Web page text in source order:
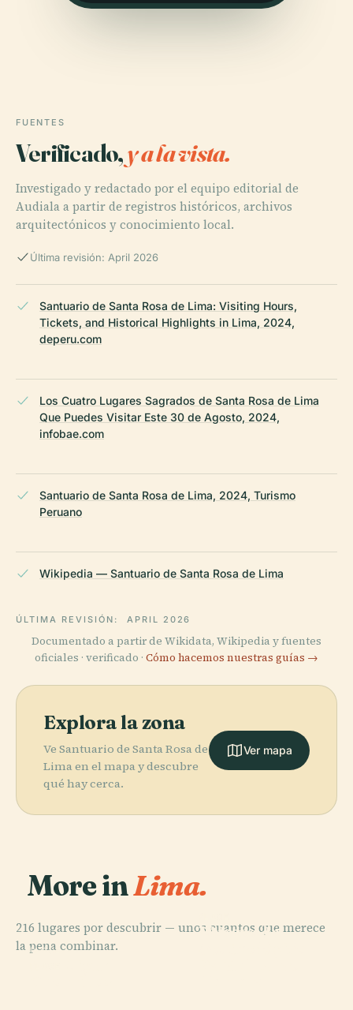
FUENTES
Verificado,y a la vista.
Investigado y redactado por el equipo editorial de
Audiala a partir de registros históricos, archivos
arquitectónicos y conocimiento local.
Última revisión: April 2026
Santuario de Santa Rosa de Lima: Visiting Hours,
Tickets, and Historical Highlights in Lima, 2024,
deperu.com
Los Cuatro Lugares Sagrados de Santa Rosa de Lima
Que Puedes Visitar Este 30 de Agosto, 2024,
infobae.com
Santuario de Santa Rosa de Lima, 2024, Turismo
Peruano
Wikipedia — Santuario de Santa Rosa de Lima
ÚLTIMA REVISIÓN: APRIL 2026
Documentado a partir de Wikidata, Wikipedia y fuentes
oficiales · verificado · Cómo hacemos nuestras guías →
Explora la zona
Ve Santuario de Santa Rosa de
Lima en el mapa y descubre
qué hay cerca.
Ver mapa
More inLima.
216 lugares por descubrir — unos cuantos que merece
la pena combinar.
PLACE
Palacio de
Museo